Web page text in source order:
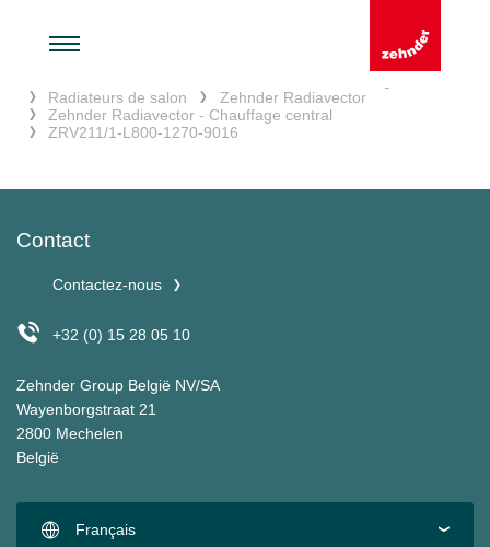
Radiateurs de salon
Zehnder Radiavector
Zehnder Radiavector - Chauffage central
ZRV211/1-L800-1270-9016
Contact
Contactez-nous
+32 (0) 15 28 05 10
Zehnder Group België NV/SA
Wayenborgstraat 21
2800 Mechelen
België
Français